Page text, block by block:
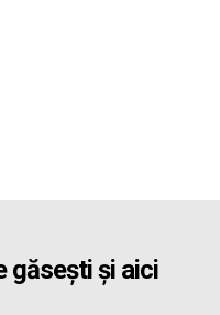
găsești și aici